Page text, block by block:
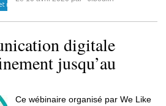
digitale
jusqu’au
Ce wébinaire organisé par We Like